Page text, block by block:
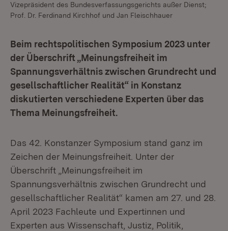
Vizepräsident des Bundesverfassungsgerichts außer Dienst;
Prof. Dr. Ferdinand Kirchhof und Jan Fleischhauer
Beim rechtspolitischen Symposium 2023 unter
der Überschrift „Meinungsfreiheit im
Spannungsverhältnis zwischen Grundrecht und
gesellschaftlicher Realität“ in Konstanz
diskutierten verschiedene Experten über das
Thema Meinungsfreiheit.
Das 42. Konstanzer Symposium stand ganz im
Zeichen der Meinungsfreiheit. Unter der
Überschrift „Meinungsfreiheit im
Spannungsverhältnis zwischen Grundrecht und
gesellschaftlicher Realität“ kamen am 27. und 28.
April 2023 Fachleute und Expertinnen und
Experten aus Wissenschaft, Justiz, Politik,